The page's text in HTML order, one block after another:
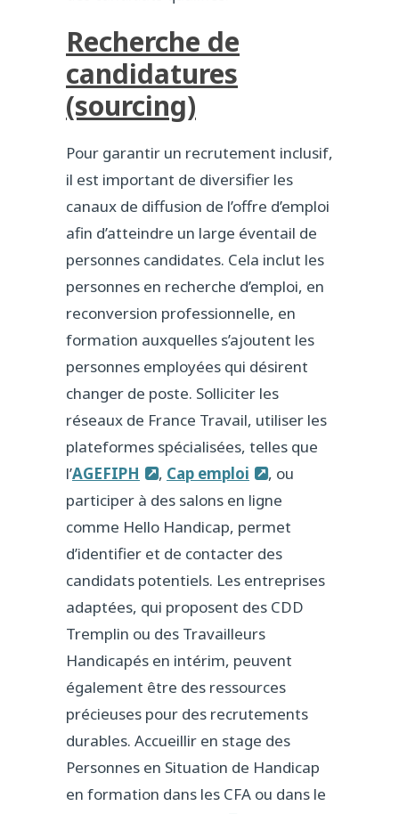
Recherche de
candidatures
(sourcing)
Pour garantir un recrutement inclusif,
il est important de diversifier les
canaux de diffusion de l’offre d’emploi
afin d’atteindre un large éventail de
personnes candidates. Cela inclut les
personnes en recherche d’emploi, en
reconversion professionnelle, en
formation auxquelles s’ajoutent les
personnes employées qui désirent
changer de poste. Solliciter les
réseaux de France Travail, utiliser les
plateformes spécialisées, telles que
l’AGEFIPH , Cap emploi
, ou
participer à des salons en ligne
comme Hello Handicap, permet
d’identifier et de contacter des
candidats potentiels. Les entreprises
adaptées, qui proposent des CDD
Tremplin ou des Travailleurs
Handicapés en intérim, peuvent
également être des ressources
précieuses pour des recrutements
durables. Accueillir en stage des
Personnes en Situation de Handicap
en formation dans les CFA ou dans le